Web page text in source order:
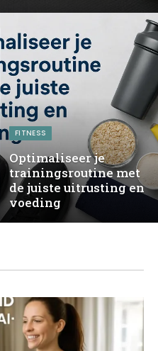
FITNESS
Optimaliseer je
trainingsroutine met
de juiste uitrusting en
voeding